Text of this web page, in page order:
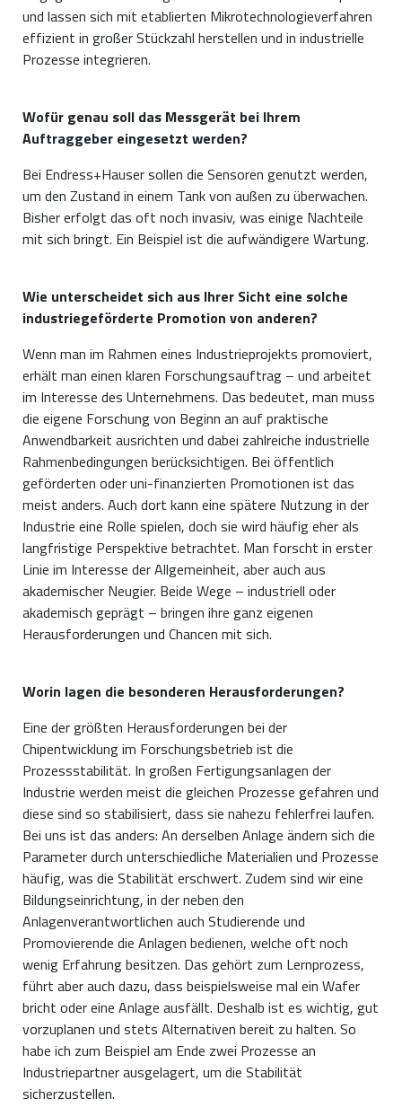
und lassen sich mit etablierten Mikrotechnologieverfahren
effizient in großer Stückzahl herstellen und in industrielle
Prozesse integrieren.
Wofür genau soll das Messgerät bei Ihrem
Auftraggeber eingesetzt werden?
Bei Endress+Hauser sollen die Sensoren genutzt werden,
um den Zustand in einem Tank von außen zu überwachen.
Bisher erfolgt das oft noch invasiv, was einige Nachteile
mit sich bringt. Ein Beispiel ist die aufwändigere Wartung.
Wie unterscheidet sich aus Ihrer Sicht eine solche
industriegeförderte Promotion von anderen?
Wenn man im Rahmen eines Industrieprojekts promoviert,
erhält man einen klaren Forschungsauftrag – und arbeitet
im Interesse des Unternehmens. Das bedeutet, man muss
die eigene Forschung von Beginn an auf praktische
Anwendbarkeit ausrichten und dabei zahlreiche industrielle
Rahmenbedingungen berücksichtigen. Bei öffentlich
geförderten oder uni-finanzierten Promotionen ist das
meist anders. Auch dort kann eine spätere Nutzung in der
Industrie eine Rolle spielen, doch sie wird häufig eher als
langfristige Perspektive betrachtet. Man forscht in erster
Linie im Interesse der Allgemeinheit, aber auch aus
akademischer Neugier. Beide Wege – industriell oder
akademisch geprägt – bringen ihre ganz eigenen
Herausforderungen und Chancen mit sich.
Worin lagen die besonderen Herausforderungen?
Eine der größten Herausforderungen bei der
Chipentwicklung im Forschungsbetrieb ist die
Prozessstabilität. In großen Fertigungsanlagen der
Industrie werden meist die gleichen Prozesse gefahren und
diese sind so stabilisiert, dass sie nahezu fehlerfrei laufen.
Bei uns ist das anders: An derselben Anlage ändern sich die
Parameter durch unterschiedliche Materialien und Prozesse
häufig, was die Stabilität erschwert. Zudem sind wir eine
Bildungseinrichtung, in der neben den
Anlagenverantwortlichen auch Studierende und
Promovierende die Anlagen bedienen, welche oft noch
wenig Erfahrung besitzen. Das gehört zum Lernprozess,
führt aber auch dazu, dass beispielsweise mal ein Wafer
bricht oder eine Anlage ausfällt. Deshalb ist es wichtig, gut
vorzuplanen und stets Alternativen bereit zu halten. So
habe ich zum Beispiel am Ende zwei Prozesse an
Industriepartner ausgelagert, um die Stabilität
sicherzustellen.